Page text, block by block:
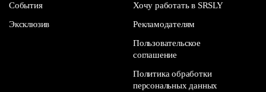
События
Эксклюзив
Хочу работать в SRSLY
Рекламодателям
Пользовательское
соглашение
Политика обработки
персональных данных